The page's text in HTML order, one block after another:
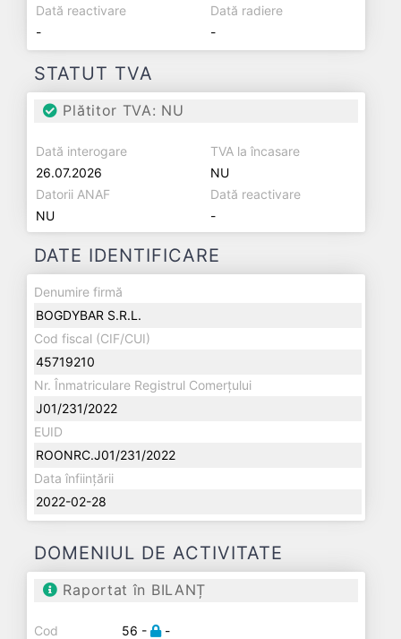
Dată reactivare
-
Dată radiere
-
STATUT TVA
Plătitor TVA: NU
Dată interogare
26.07.2026
TVA la încasare
NU
Datorii ANAF
NU
Dată reactivare
-
DATE IDENTIFICARE
Denumire firmă
BOGDYBAR S.R.L.
Cod fiscal (CIF/CUI)
45719210
Nr. Înmatriculare Registrul Comerțului
J01/231/2022
EUID
ROONRC.J01/231/2022
Data înființării
2022-02-28
DOMENIUL DE ACTIVITATE
Raportat în BILANȚ
Cod
56 - -